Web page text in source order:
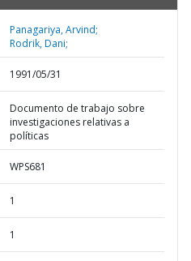
Panagariya, Arvind;
Rodrik, Dani;
1991/05/31
Documento de trabajo sobre
investigaciones relativas a
políticas
WPS681
1
1